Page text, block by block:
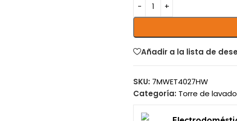
Añadir a la lista de
SKU: 7MWET4027HW
Categoría: Torre de lavado